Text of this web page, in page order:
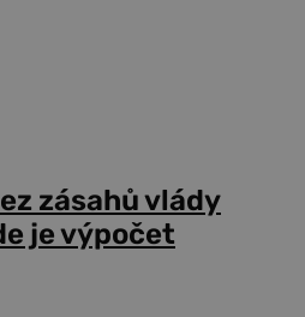
zásahů vlády
je výpočet